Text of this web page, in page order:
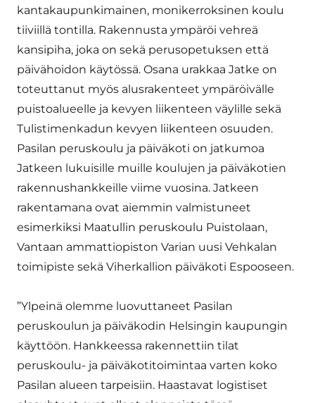
kantakaupunkimainen, monikerroksinen koulu
tiiviillä tontilla. Rakennusta ympäröi vehreä
kansipiha, joka on sekä perusopetuksen että
päivähoidon käytössä. Osana urakkaa Jatke on
toteuttanut myös alusrakenteet ympäröivälle
puistoalueelle ja kevyen liikenteen väylille sekä
Tulistimenkadun kevyen liikenteen osuuden.
Pasilan peruskoulu ja päiväkoti on jatkumoa
Jatkeen lukuisille muille koulujen ja päiväkotien
rakennushankkeille viime vuosina. Jatkeen
rakentamana ovat aiemmin valmistuneet
esimerkiksi Maatullin peruskoulu Puistolaan,
Vantaan ammattiopiston Varian uusi Vehkalan
toimipiste sekä Viherkallion päiväkoti Espooseen.
”Ylpeinä olemme luovuttaneet Pasilan
peruskoulun ja päiväkodin Helsingin kaupungin
käyttöön. Hankkeessa rakennettiin tilat
peruskoulu- ja päiväkotitoimintaa varten koko
Pasilan alueen tarpeisiin. Haastavat logistiset